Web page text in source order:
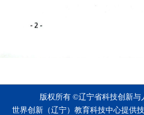
版权所有 ©辽宁省科技创新与
世界创新（辽宁）教育科技中心提供